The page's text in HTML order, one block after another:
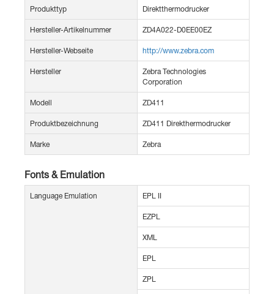
Produkttyp Direktthermodrucker
Hersteller-Artikelnummer ZD4A022-D0EE00EZ
Hersteller-Webseite http://www.zebra.com
Hersteller
Zebra Technologies
Corporation
Modell ZD411
Produktbezeichnung ZD411 Direkthermodrucker
Marke Zebra
Fonts & Emulation
Language Emulation EPL II
EZPL
XML
EPL
ZPL